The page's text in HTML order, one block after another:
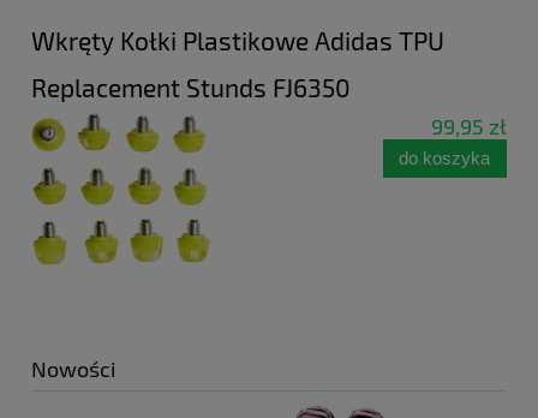
Wkręty Kołki Plastikowe Adidas TPU
Replacement Stunds FJ6350
99,95 zł
do koszyka
Nowości